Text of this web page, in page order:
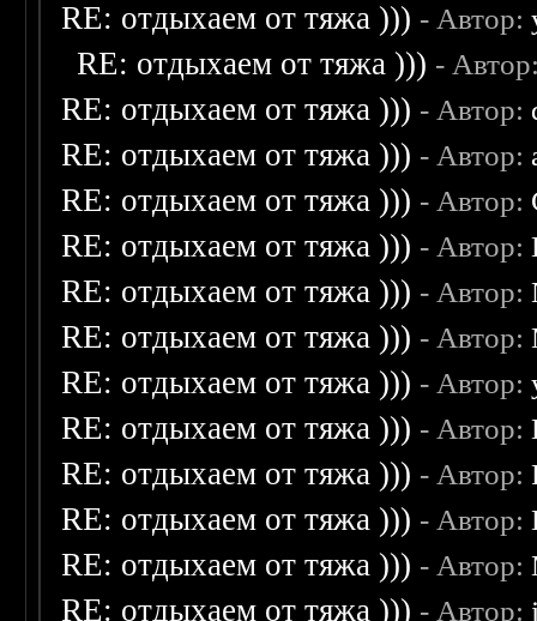
RE: отдыхаем от тяжа ))) - Автор:
RE: отдыхаем от тяжа ))) -
RE: отдыхаем от тяжа ))) - Автор:
RE: отдыхаем от тяжа ))) - Автор:
RE: отдыхаем от тяжа ))) - Автор:
RE: отдыхаем от тяжа ))) - Автор:
RE: отдыхаем от тяжа ))) - Автор:
RE: отдыхаем от тяжа ))) - Автор:
RE: отдыхаем от тяжа ))) - Автор:
RE: отдыхаем от тяжа ))) - Автор:
RE: отдыхаем от тяжа ))) - Автор:
RE: отдыхаем от тяжа ))) - Автор:
RE: отдыхаем от тяжа ))) - Автор:
RE: отдыхаем от тяжа ))) - Автор: